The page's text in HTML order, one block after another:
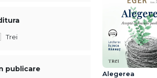
Trei
publicare
Alegerea